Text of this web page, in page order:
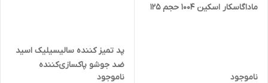
ماداگاسکار اسکین 1004 حجم 125
ناموجود
پد‌ تمیز کننده‌ سالیسیلیک‌ اسید‌
ضد جوشو پاکسازی‌کننده
ناموجود